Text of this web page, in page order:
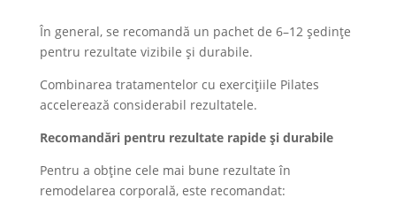
În general, se recomandă un pachet de 6–12 ședințe
pentru rezultate vizibile și durabile.
Combinarea tratamentelor cu exercițiile Pilates
accelerează considerabil rezultatele.
Recomandări pentru rezultate rapide și durabile
Pentru a obține cele mai bune rezultate în
remodelarea corporală, este recomandat: